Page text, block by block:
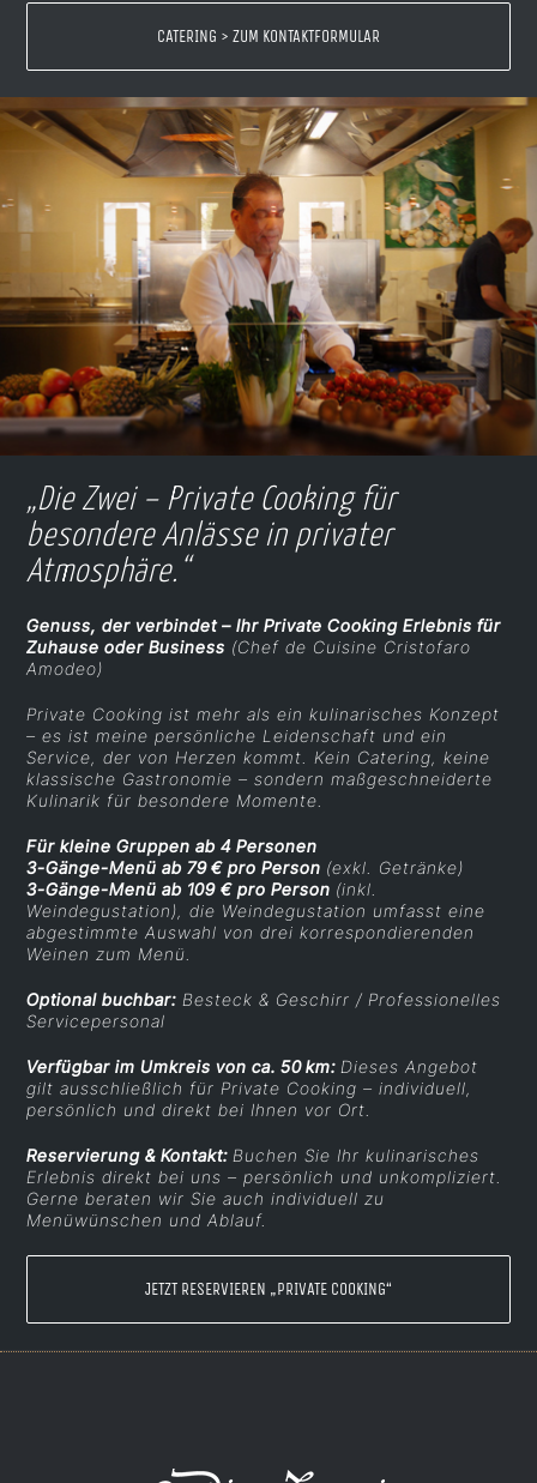
CATERING > ZUM KONTAKTFORMULAR
„Die Zwei – Private Cooking für
besondere Anlässe in privater
Atmosphäre.“
Genuss, der verbindet – Ihr Private Cooking Erlebnis für
Zuhause oder Business (Chef de Cuisine Cristofaro
Amodeo)
Private Cooking ist mehr als ein kulinarisches Konzept
– es ist meine persönliche Leidenschaft und ein
Service, der von Herzen kommt. Kein Catering, keine
klassische Gastronomie – sondern maßgeschneiderte
Kulinarik für besondere Momente.
Für kleine Gruppen ab 4 Personen
3-Gänge-Menü ab 79 € pro Person (exkl. Getränke)
3-Gänge-Menü ab 109 € pro Person (inkl.
Weindegustation), die Weindegustation umfasst eine
abgestimmte Auswahl von drei korrespondierenden
Weinen zum Menü.
Optional buchbar: Besteck & Geschirr / Professionelles
Servicepersonal
Verfügbar im Umkreis von ca. 50 km: Dieses Angebot
gilt ausschließlich für Private Cooking – individuell,
persönlich und direkt bei Ihnen vor Ort.
Reservierung & Kontakt: Buchen Sie Ihr kulinarisches
Erlebnis direkt bei uns – persönlich und unkompliziert.
Gerne beraten wir Sie auch individuell zu
Menüwünschen und Ablauf.
JETZT RESERVIEREN „PRIVATE COOKING“